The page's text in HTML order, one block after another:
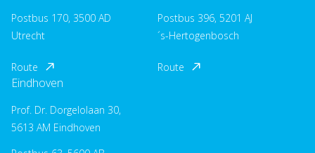
Postbus 170, 3500 AD
Utrecht
Route
Postbus 396, 5201 AJ
´s-Hertogenbosch
Route
Eindhoven
Prof. Dr. Dorgelolaan 30,
5613 AM Eindhoven